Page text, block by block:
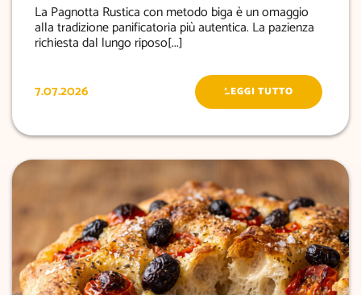
La Pagnotta Rustica con metodo biga è un omaggio
alla tradizione panificatoria più autentica. La pazienza
richiesta dal lungo riposo[...]
7.07.2026 LEGGI TUTTO